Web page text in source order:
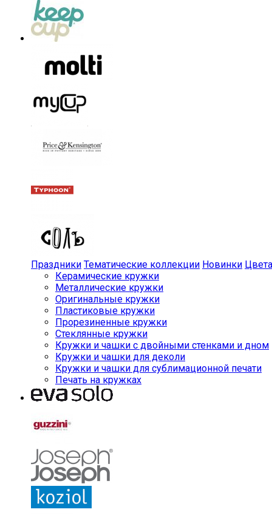
Праздники Тематические коллекции Новинки Цвета
Керамические кружки
Металлические кружки
Оригинальные кружки
Пластиковые кружки
Прорезиненные кружки
Стеклянные кружки
Кружки и чашки с двойными стенками и дном
Кружки и чашки для деколи
Кружки и чашки для сублимационной печати
Печать на кружках